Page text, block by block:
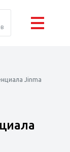
Jinma